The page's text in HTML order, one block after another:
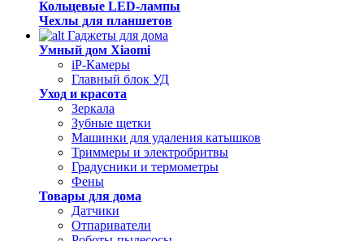
Кольцевые LED-лампы
Чехлы для планшетов
Гаджеты для дома
Умный дом Xiaomi
iP-Камеры
Главный блок УД
Уход и красота
Зеркала
Зубные щетки
Машинки для удаления катышков
Триммеры и электробритвы
Градусники и термометры
Фены
Товары для дома
Датчики
Отпариватели